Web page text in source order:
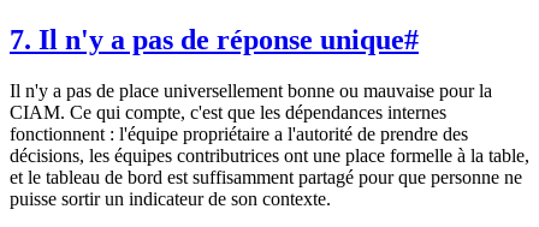
7. Il n'y a pas de réponse unique#
Il n'y a pas de place universellement bonne ou mauvaise pour la
CIAM. Ce qui compte, c'est que les dépendances internes
fonctionnent : l'équipe propriétaire a l'autorité de prendre des
décisions, les équipes contributrices ont une place formelle à la table,
et le tableau de bord est suffisamment partagé pour que personne ne
puisse sortir un indicateur de son contexte.